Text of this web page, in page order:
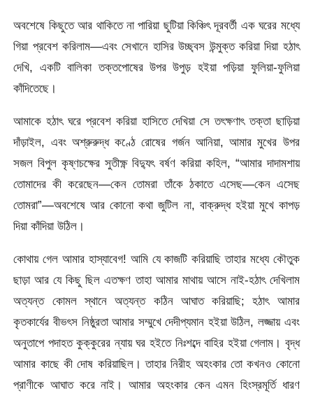
অবশেষে কিছুতে আর থাকিতে না পারিয়া ছুটিয়া কিঞ্চিৎ দূরবর্তী এক ঘরের মধ্যে
গিয়া প্রবেশ করিলাম—এবং সেখানে হাসির উচ্ছ্বস উন্মুক্ত করিয়া দিয়া হঠাৎ
দেখি, একটি বালিকা তক্তপােষের উপর উপুড় হইয়া পড়িয়া ফুলিয়া-ফুলিয়া
কাঁদিতেছে।
আমাকে হঠাৎ ঘরে প্রবেশ করিয়া হাসিতে দেখিয়া সে তৎক্ষণাৎ তক্তা ছাড়িয়া
দাঁড়াইল, এবং অশ্রুরুদ্ধ কণ্ঠে রােষের গর্জন আনিয়া, আমার মুখের উপর
সজল বিপুল কৃষ্ণচক্ষের সুতীক্ষ্ণ বিদ্যুৎ বর্ষণ করিয়া কহিল, “আমার দাদামশায়
তােমাদের কী করেছেন—কেন তােমরা তাঁকে ঠকাতে এসেছ—কেন এসেছ
তােমরা”—অবশেষে আর কোনাে কথা জুটিল না, বাক্‌রুদ্ধ হইয়া মুখে কাপড়
দিয়া কাঁদিয়া উঠিল।
কোথায় গেল আমার হাস্যাবেগ! আমি যে কাজটি করিয়াছি তাহার মধ্যে কৌতুক
ছাড়া আর যে কিছু ছিল এতক্ষণ তাহা আমার মাথায় আসে নাই-হঠাৎ দেখিলাম
অত্যন্ত কোমল স্থানে অত্যন্ত কঠিন আঘাত করিয়াছি; হঠাৎ আমার
কৃতকার্যের বীভৎস নিষ্ঠুরতা আমার সম্মুখে দেদীপ্যমান হইয়া উঠিল, লজ্জায় এবং
অনুতাপে পদাহত কুক্কুরের ন্যায় ঘর হইতে নিঃশব্দে বাহির হইয়া গেলাম। বৃদ্ধ
আমার কাছে কী দোষ করিয়াছিল। তাহার নিরীহ অহংকার তাে কখনও কোনাে
প্রাণীকে আঘাত করে নাই। আমার অহংকার কেন এমন হিংস্রমূর্তি ধারণ